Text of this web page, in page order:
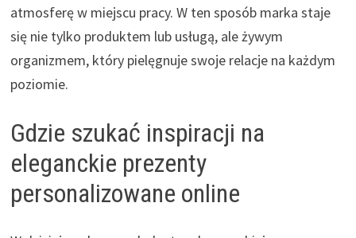
atmosferę w miejscu pracy. W ten sposób marka staje
się nie tylko produktem lub usługą, ale żywym
organizmem, który pielęgnuje swoje relacje na każdym
poziomie.
Gdzie szukać inspiracji na
eleganckie prezenty
personalizowane online